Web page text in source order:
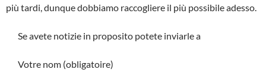
più tardi, dunque dobbiamo raccogliere il più possibile adesso.
Se avete notizie in proposito potete inviarle a
Votre nom (obligatoire)